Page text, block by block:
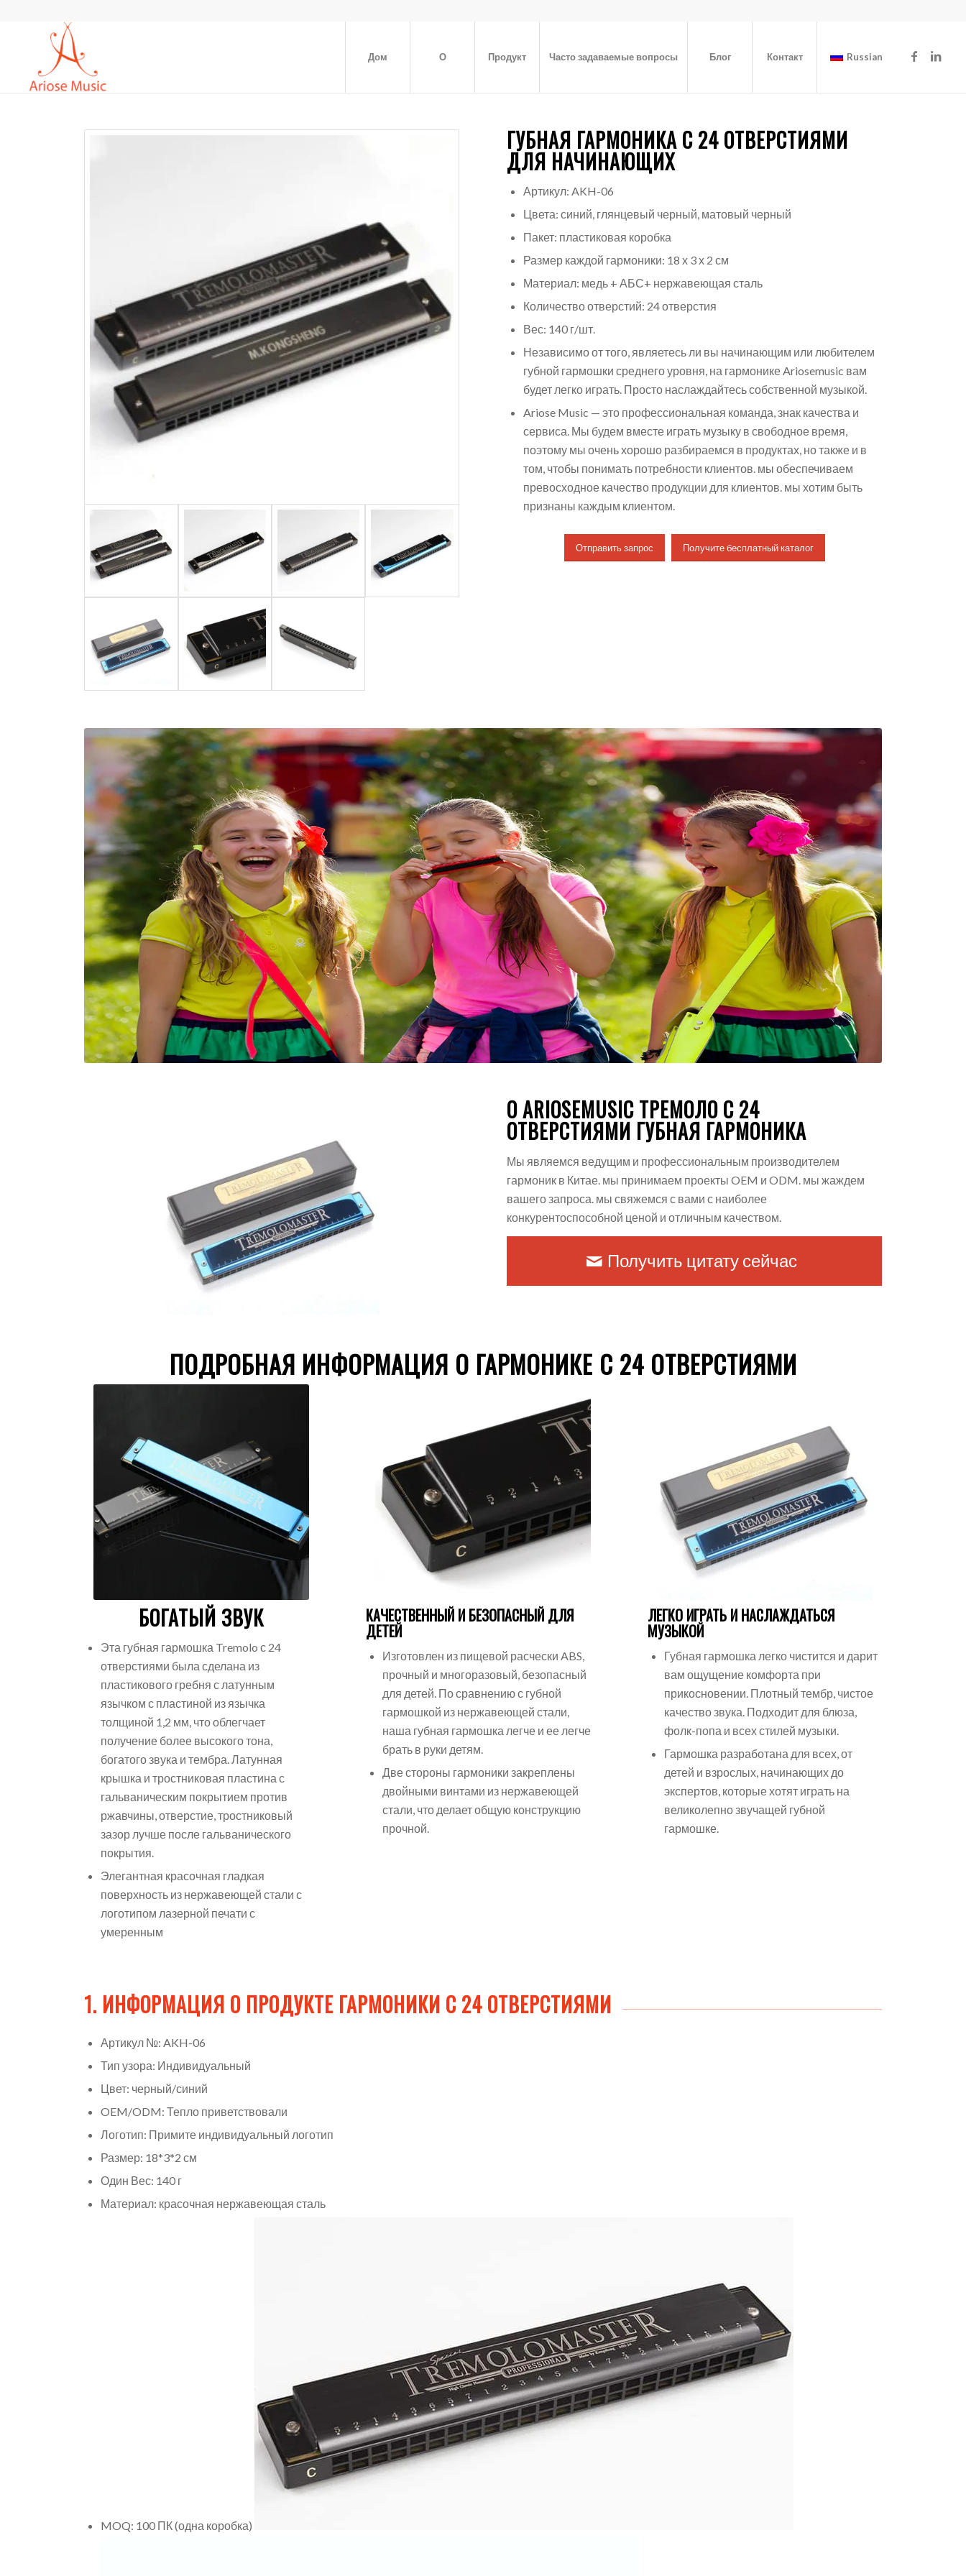
Дом О Продукт Часто задаваемые вопросы Блог Контакт Russian
ГУБНАЯ ГАРМОНИКА С 24 ОТВЕРСТИЯМИ
ДЛЯ НАЧИНАЮЩИХ
Артикул: AKH-06
Цвета: синий, глянцевый черный, матовый черный
Пакет: пластиковая коробка
Размер каждой гармоники: 18 х 3 х 2 см
Материал: медь + АБС+ нержавеющая сталь
Количество отверстий: 24 отверстия
Вес: 140 г/шт.
Независимо от того, являетесь ли вы начинающим или любителем
губной гармошки среднего уровня, на гармонике Ariosemusic вам
будет легко играть. Просто наслаждайтесь собственной музыкой.
Ariose Music — это профессиональная команда, знак качества и
сервиса. Мы будем вместе играть музыку в свободное время,
поэтому мы очень хорошо разбираемся в продуктах, но также и в
том, чтобы понимать потребности клиентов. мы обеспечиваем
превосходное качество продукции для клиентов. мы хотим быть
признаны каждым клиентом.
Отправить запрос Получите бесплатный каталог
О ARIOSEMUSIC ТРЕМОЛО С 24
ОТВЕРСТИЯМИ ГУБНАЯ ГАРМОНИКА
Мы являемся ведущим и профессиональным производителем
гармоник в Китае. мы принимаем проекты OEM и ODM. мы жаждем
вашего запроса. мы свяжемся с вами с наиболее
конкурентоспособной ценой и отличным качеством.
Получить цитату сейчас
ПОДРОБНАЯ ИНФОРМАЦИЯ О ГАРМОНИКЕ С 24 ОТВЕРСТИЯМИ
БОГАТЫЙ ЗВУК
Эта губная гармошка Tremolo с 24
отверстиями была сделана из
пластикового гребня с латунным
язычком с пластиной из язычка
толщиной 1,2 мм, что облегчает
получение более высокого тона,
богатого звука и тембра. Латунная
крышка и тростниковая пластина с
гальваническим покрытием против
ржавчины, отверстие, тростниковый
зазор лучше после гальванического
покрытия.
Элегантная красочная гладкая
поверхность из нержавеющей стали с
логотипом лазерной печати с
умеренным
КАЧЕСТВЕННЫЙ И БЕЗОПАСНЫЙ ДЛЯ
ДЕТЕЙ
Изготовлен из пищевой расчески ABS,
прочный и многоразовый, безопасный
для детей. По сравнению с губной
гармошкой из нержавеющей стали,
наша губная гармошка легче и ее легче
брать в руки детям.
Две стороны гармоники закреплены
двойными винтами из нержавеющей
стали, что делает общую конструкцию
прочной.
ЛЕГКО ИГРАТЬ И НАСЛАЖДАТЬСЯ
МУЗЫКОЙ
Губная гармошка легко чистится и дарит
вам ощущение комфорта при
прикосновении. Плотный тембр, чистое
качество звука. Подходит для блюза,
фолк-попа и всех стилей музыки.
Гармошка разработана для всех, от
детей и взрослых, начинающих до
экспертов, которые хотят играть на
великолепно звучащей губной
гармошке.
1. ИНФОРМАЦИЯ О ПРОДУКТЕ ГАРМОНИКИ С 24 ОТВЕРСТИЯМИ
Артикул №: AKH-06
Тип узора: Индивидуальный
Цвет: черный/синий
OEM/ODM: Тепло приветствовали
Логотип: Примите индивидуальный логотип
Размер: 18*3*2 см
Один Вес: 140 г
Материал: красочная нержавеющая сталь
MOQ: 100 ПК (одна коробка)